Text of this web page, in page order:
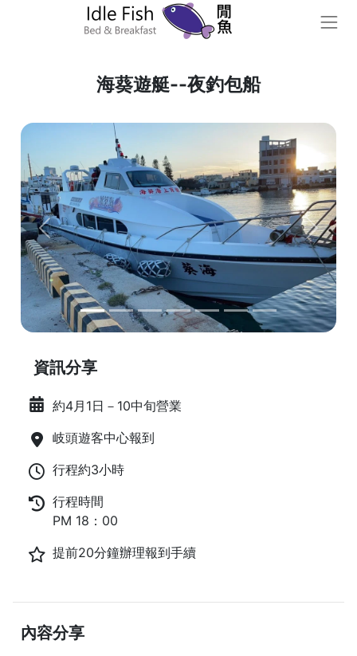
海葵遊艇--夜釣包船
Previous Next
資訊分享
約4月1日－10中旬營業
岐頭遊客中心報到
行程約3小時
行程時間
PM 18：00
提前20分鐘辦理報到手續
內容分享